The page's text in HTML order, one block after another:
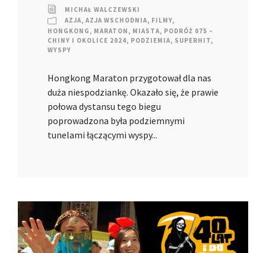
MICHAŁ WALCZEWSKI
AZJA, AZJA WSCHODNIA, FILMY,
HONGKONG , MARATON , MIASTA, PODRÓŻ 075 –
CHINY I OKOLICE 2024, PODZIEMIA, SUPERHIT,
WYSPY
Hongkong Maraton przygotował dla nas
duża niespodziankę. Okazało się, że prawie
połowa dystansu tego biegu
poprowadzona była podziemnymi
tunelami łączącymi wyspy...